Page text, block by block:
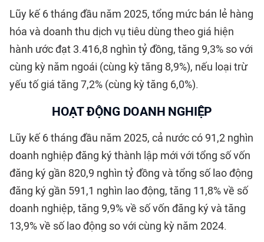
Lũy kế 6 tháng đầu năm 2025, tổng mức bán lẻ hàng
hóa và doanh thu dịch vụ tiêu dùng theo giá hiện
hành ước đạt 3.416,8 nghìn tỷ đồng, tăng 9,3% so với
cùng kỳ năm ngoái (cùng kỳ tăng 8,9%), nếu loại trừ
yếu tố giá tăng 7,2% (cùng kỳ tăng 6,0%).
HOẠT ĐỘNG DOANH NGHIỆP
Lũy kế 6 tháng đầu năm 2025, cả nước có 91,2 nghìn
doanh nghiệp đăng ký thành lập mới với tổng số vốn
đăng ký gần 820,9 nghìn tỷ đồng và tổng số lao động
đăng ký gần 591,1 nghìn lao động, tăng 11,8% về số
doanh nghiệp, tăng 9,9% về số vốn đăng ký và tăng
13,9% về số lao động so với cùng kỳ năm 2024.